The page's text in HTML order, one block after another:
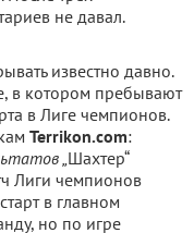
не давал.
известно давно.
в котором пребывают
в Лиге чемпионов.
Terrikon.com:
„Шахтер“
Лиги чемпионов
в главном
но по игре